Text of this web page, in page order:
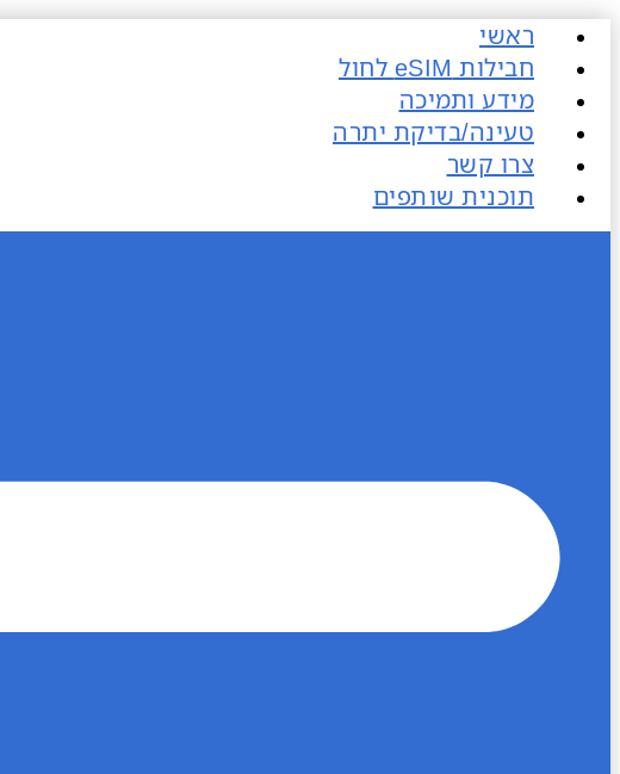
ראשי
חבילות eSIM​ לחול
מידע ותמיכה
טעינה/בדיקת יתרה
צרו קשר
תוכנית שותפים